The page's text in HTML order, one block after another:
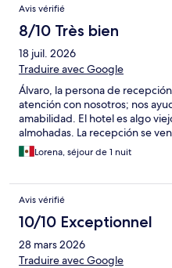
Avis vérifié
8/10 Très bien
18 juil. 2026
Traduire avec Google
Álvaro, la persona de
atención con nosotros; nos
amabilidad. El hotel es algo
almohadas. La recepción se
Lorena, séjour de 1 nuit
Avis vérifié
10/10 Exceptionnel
28 mars 2026
Traduire avec Google